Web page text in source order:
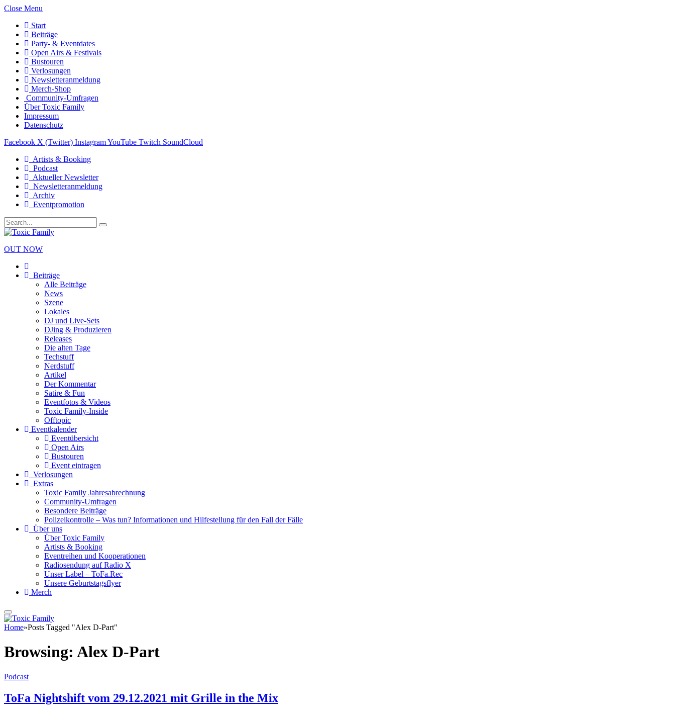
Close Menu
Start
Beiträge
Party- & Eventdates
Open Airs & Festivals
Bustouren
Verlosungen
Newsletteranmeldung
Merch-Shop
Community-Umfragen
Über Toxic Family
Impressum
Datenschutz
Facebook X (Twitter) InstagramYouTube Twitch SoundCloud
Artists & Booking
Podcast
Aktueller Newsletter
Newsletteranmeldung
Archiv
Eventpromotion
OUT NOW
Beiträge
Alle Beiträge
News
Szene
Lokales
DJ und Live-Sets
DJing & Produzieren
Releases
Die alten Tage
Techstuff
Nerdstuff
Artikel
Der Kommentar
Satire & Fun
Eventfotos & Videos
Toxic Family-Inside
Offtopic
Eventkalender
Eventübersicht
Open Airs
Bustouren
Event eintragen
Verlosungen
Extras
Toxic Family Jahresabrechnung
Community-Umfragen
Besondere Beiträge
Polizeikontrolle – Was tun? Informationen und Hilfestellung für den Fall der Fälle
Über uns
Über Toxic Family
Artists & Booking
Eventreihen und Kooperationen
Radiosendung auf Radio X
Unser Label – ToFa.Rec
Unsere Geburtstagsflyer
Merch
Home»Posts Tagged "Alex D-Part"
Browsing: Alex D-Part
Podcast
ToFa Nightshift vom 29.12.2021 mit Grille in the Mix